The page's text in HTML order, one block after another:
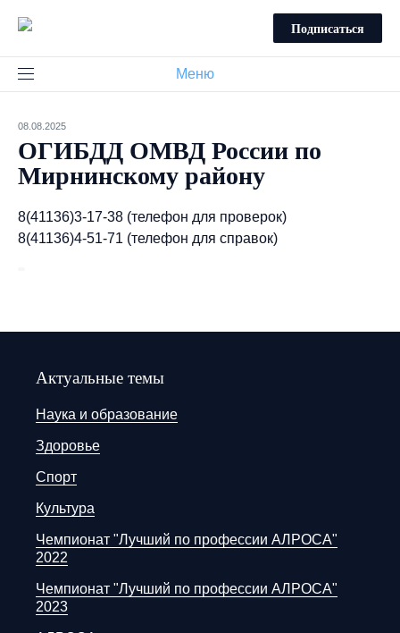
Подписаться
Меню
08.08.2025
ОГИБДД ОМВД России по
Мирнинскому району
8(41136)3-17-38 (телефон для проверок)
8(41136)4-51-71 (телефон для справок)
Актуальные темы
Наука и образование
Здоровье
Спорт
Культура
Чемпионат "Лучший по профессии АЛРОСА"
2022
Чемпионат "Лучший по профессии АЛРОСА"
2023